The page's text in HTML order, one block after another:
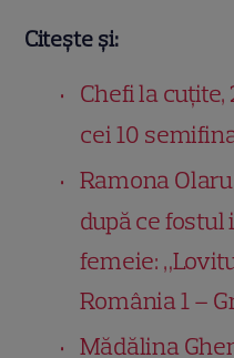
Citește și:
Chefi la
cei 10
Ramona
după ce
femeie:
România 1 –
Mădălina